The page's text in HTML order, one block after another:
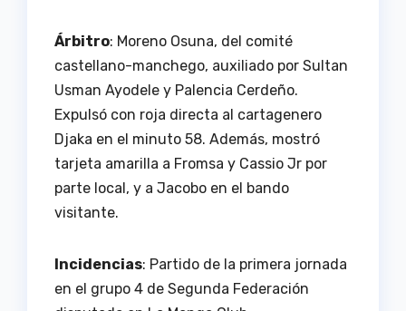
Árbitro: Moreno Osuna, del comité
castellano-manchego, auxiliado por Sultan
Usman Ayodele y Palencia Cerdeño.
Expulsó con roja directa al cartagenero
Djaka en el minuto 58. Además, mostró
tarjeta amarilla a Fromsa y Cassio Jr por
parte local, y a Jacobo en el bando
visitante.
Incidencias: Partido de la primera jornada
en el grupo 4 de Segunda Federación